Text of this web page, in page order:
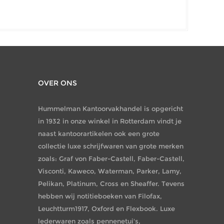
OVER ONS
Hummelman Kantoorvakhandel is opgericht
in 1932 in onze winkel in Rotterdam vindt je
naast kantoorartikelen ook een grote
collectie luxe schrijfwaren van grote merken
zoals: Graf von Faber-Castell, Faber-Castell,
Visconti, Kaweco, Waterman, Parker, Lamy,
Pelikan, Platinum, Cross en Sheaffer. Tevens
hebben wij notitieboeken van Filofax,
Leuchtturm1917, Oxford en Flexbook. Luxe
lederwaren zoals pennenetui's,